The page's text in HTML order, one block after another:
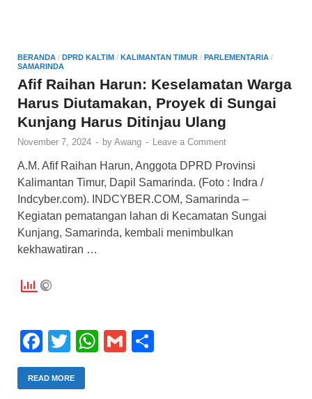
o
o
k
p
p
BERANDA / DPRD KALTIM / KALIMANTAN TIMUR / PARLEMENTARIA /
SAMARINDA
Afif Raihan Harun: Keselamatan Warga
Harus Diutamakan, Proyek di Sungai
Kunjang Harus Ditinjau Ulang
November 7, 2024 - by Awang - Leave a Comment
A.M. Afif Raihan Harun, Anggota DPRD Provinsi
Kalimantan Timur, Dapil Samarinda. (Foto : Indra /
Indcyber.com). INDCYBER.COM, Samarinda –
Kegiatan pematangan lahan di Kecamatan Sungai
Kunjang, Samarinda, kembali menimbulkan
kekhawatiran …
F
a
c
T
wi
tt
W G
READ MORE